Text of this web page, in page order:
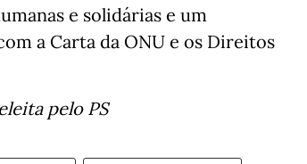
e solidárias e um
a Carta da ONU e os Direitos
pelo PS